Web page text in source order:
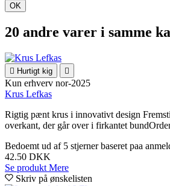
OK
20 andre varer i samme
 Hurtigt kig 
Kun erhverv nor-2025
Krus Lefkas
Rigtig pænt krus i innovativt design
overkant, der går over i firkantet
Bedoemt ud af 5 stjerner baseret paa
42.50 DKK
Se produkt Mere
Skriv på ønskelisten